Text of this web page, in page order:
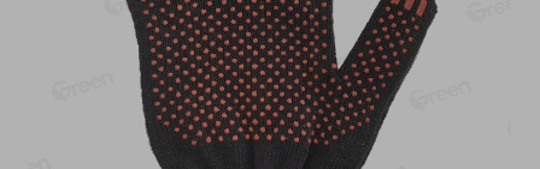
Каталог товаров
Специально для вас